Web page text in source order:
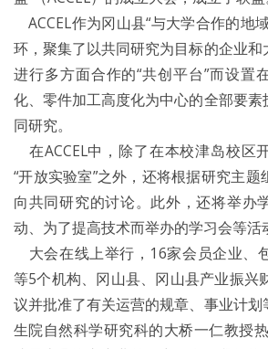
ACCEL作为冈山县“与大学合作的地
环，聚集了以共同研究为目标的企业和
进行多方面合作的“共创平台”而设置
化、零件加工高度化为中心的全部要
同研究。
在ACCEL中，除了在本校津岛校区
“开放实验室”之外，还将根据研究主
向共同研究的讨论。此外，还将举办
动、为了提高技术而举办的学习会等活
大会在线上举行，16家会员企业、
等5个机构、冈山县、冈山县产业振兴
议并批准了有关运营的规章、事业计
生院自然科学研究科的大桥一仁教授